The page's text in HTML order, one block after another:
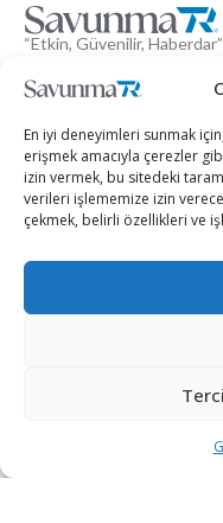
En iyi deneyimleri sunmak
erişmek amacıyla çerezler
izin vermek, bu sitedeki
verileri işlememize izin
çekmek, belirli özellikleri ve
“Etkin, Güvenilir, Haberdar”
+90 530 308 17 96
2026 © Savunma TR. Tüm
Savunma Sanayii